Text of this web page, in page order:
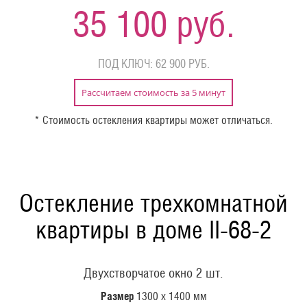
35 100 руб.
ПОД КЛЮЧ: 62 900 РУБ.
Рассчитаем стоимость за 5 минут
* Стоимость остекления квартиры может отличаться.
Остекление трехкомнатной
квартиры в доме II-68-2
Двухстворчатое окно 2 шт.
Размер1300 х 1400 мм